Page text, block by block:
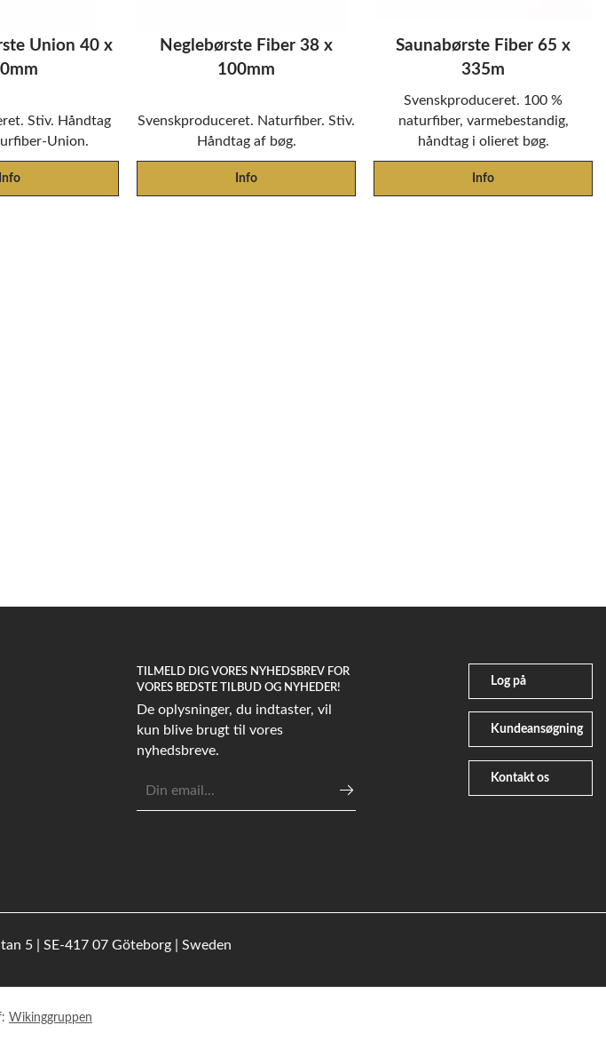
Union 40 x
Stiv. Håndtag
Union.
Info
Neglebørste Fiber 38 x
100mm
Svenskproduceret. Naturfiber. Stiv.
Håndtag af bøg.
Info
Saunabørste Fiber 65 x
335m
Svenskproduceret. 100 %
naturfiber, varmebestandig,
håndtag i olieret bøg.
Info
TILMELD DIG VORES NYHEDSBREV FOR
VORES BEDSTE TILBUD OG NYHEDER!
De oplysninger, du indtaster, vil
kun blive brugt til vores
nyhedsbreve.
mailadresse
Kontakt os
Kundeansøgning
Log på
5 | SE-417 07 Göteborg | Sweden
Wikinggruppen